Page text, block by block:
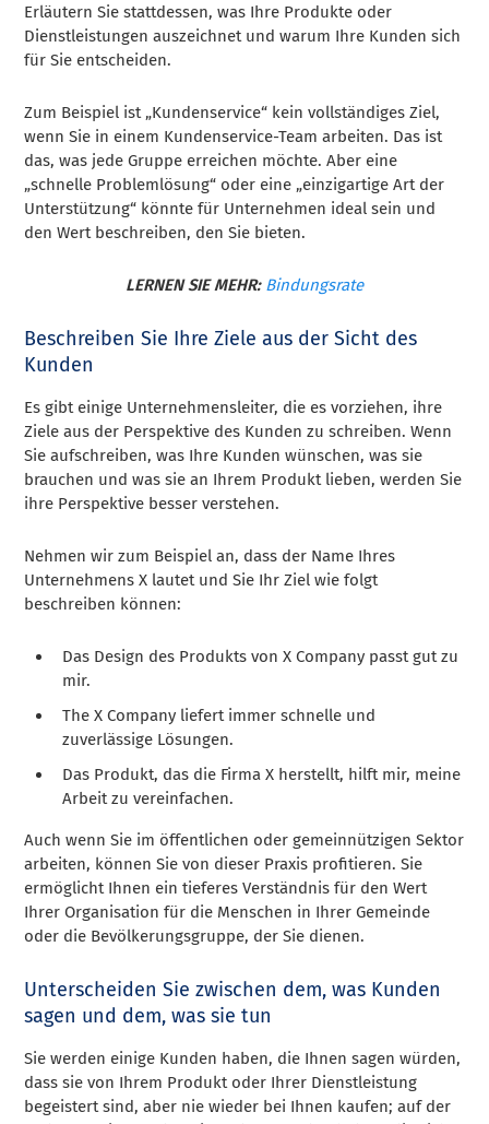
Erläutern Sie stattdessen, was Ihre Produkte oder
Dienstleistungen auszeichnet und warum Ihre Kunden sich
für Sie entscheiden.
Zum Beispiel ist „Kundenservice“ kein vollständiges Ziel,
wenn Sie in einem Kundenservice-Team arbeiten. Das ist
das, was jede Gruppe erreichen möchte. Aber eine
„schnelle Problemlösung“ oder eine „einzigartige Art der
Unterstützung“ könnte für Unternehmen ideal sein und
den Wert beschreiben, den Sie bieten.
LERNEN SIE MEHR: Bindungsrate
Beschreiben Sie Ihre Ziele aus der Sicht des
Kunden
Es gibt einige Unternehmensleiter, die es vorziehen, ihre
Ziele aus der Perspektive des Kunden zu schreiben. Wenn
Sie aufschreiben, was Ihre Kunden wünschen, was sie
brauchen und was sie an Ihrem Produkt lieben, werden Sie
ihre Perspektive besser verstehen.
Nehmen wir zum Beispiel an, dass der Name Ihres
Unternehmens X lautet und Sie Ihr Ziel wie folgt
beschreiben können:
Das Design des Produkts von X Company passt gut zu
mir.
The X Company liefert immer schnelle und
zuverlässige Lösungen.
Das Produkt, das die Firma X herstellt, hilft mir, meine
Arbeit zu vereinfachen.
Auch wenn Sie im öffentlichen oder gemeinnützigen Sektor
arbeiten, können Sie von dieser Praxis profitieren. Sie
ermöglicht Ihnen ein tieferes Verständnis für den Wert
Ihrer Organisation für die Menschen in Ihrer Gemeinde
oder die Bevölkerungsgruppe, der Sie dienen.
Unterscheiden Sie zwischen dem, was Kunden
sagen und dem, was sie tun
Sie werden einige Kunden haben, die Ihnen sagen würden,
dass sie von Ihrem Produkt oder Ihrer Dienstleistung
begeistert sind, aber nie wieder bei Ihnen kaufen; auf der